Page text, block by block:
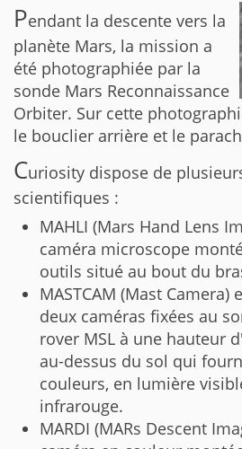
Pendant la descente vers la
planète Mars, la mission a
été photographiée par la
sonde Mars Reconnaissance
Orbiter. Sur cette
le bouclier arrière et le
Curiosity dispose de
scientifiques :
MAHLI (Mars Hand Lens
caméra microscope
outils situé au bout du
MASTCAM (Mast
deux caméras fixées au
rover MSL à une hauteur
au-dessus du sol qui
couleurs, en lumière
infrarouge.
MARDI (MARs Descent